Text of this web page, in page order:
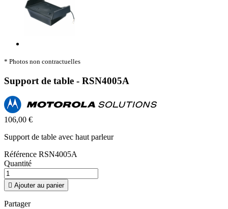
* Photos non contractuelles
Support de table - RSN4005A
106,00 €
Support de table avec haut parleur
Référence RSN4005A
Quantité
 Ajouter au panier
Partager